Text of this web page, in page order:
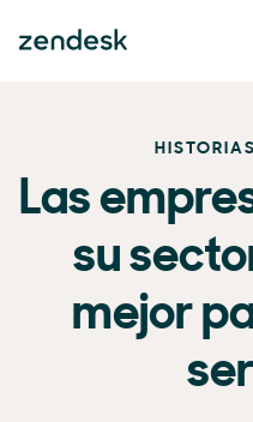
Las
su
mejor